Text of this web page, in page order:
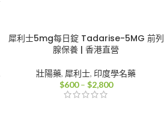
犀利士5mg每日錠 Tadarise-5MG 前列
腺保養 | 香港直營
壯陽藥, 犀利士, 印度學名藥
$600 – $2,800價